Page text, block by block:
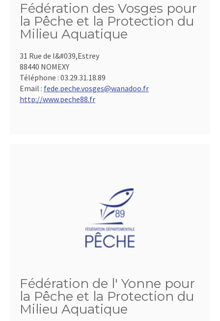
Fédération des Vosges pour
la Pêche et la Protection du
Milieu Aquatique
31 Rue de l&#039,Estrey
88440 NOMEXY
Téléphone : 03.29.31.18.89
Email : fede.peche.vosges@wanadoo.fr
http://www.peche88.fr
Fédération de l' Yonne pour
la Pêche et la Protection du
Milieu Aquatique